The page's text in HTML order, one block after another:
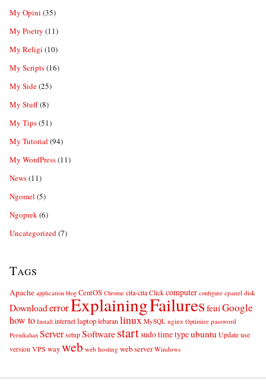
My Opini (35)
My Poetry (11)
My Religi (10)
My Scripts(16)
My Side(25)
My Stuff(8)
My Tips(51)
My Tutorial (94)
My WordPress(11)
News(11)
Ngomel (5)
Ngoprek(6)
Uncategorized(7)
Tags
Apache application blog CentOS Chrome cita-cita Click computer configure cpanel disk
DownloaderrorExplainingFailuresfeuiGoogle
how to Install internet laptop lebaran linux MySQL nginx Optimize password
Pernikahan Server setup Softwarestartsudotimetypeubuntu Update use
version VPS wayweb web hosting web server Windows